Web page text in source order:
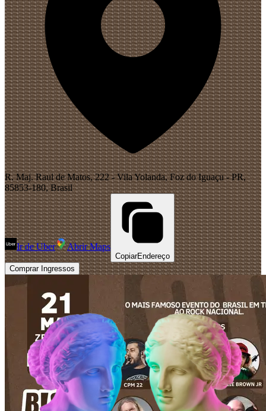
R. Maj. Raul de Matos, 222 - Vila Yolanda, Foz do Iguaçu - PR,
85853-180, Brasil
Ir de Uber Abrir Maps
CopiarEndereço
Comprar Ingressos